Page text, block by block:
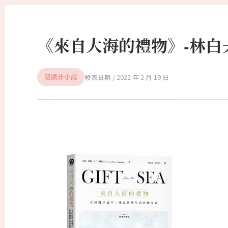
《來自大海的禮物》-林
閱讀非小說 2022 年 2 月 19 日